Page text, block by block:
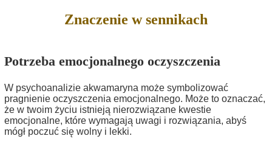
Znaczenie w sennikach
Potrzeba emocjonalnego oczyszczenia
W psychoanalizie akwamaryna może symbolizować
pragnienie oczyszczenia emocjonalnego. Może to oznaczać,
że w twoim życiu istnieją nierozwiązane kwestie
emocjonalne, które wymagają uwagi i rozwiązania, abyś
mógł poczuć się wolny i lekki.